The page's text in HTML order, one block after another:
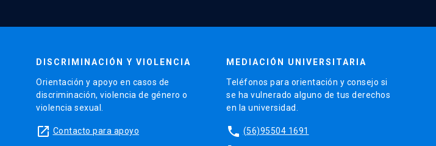
DISCRIMINACIÓN Y VIOLENCIA
Orientación y apoyo en casos de
discriminación, violencia de género o
violencia sexual.
launch Contacto para apoyo
MEDIACIÓN UNIVERSITARIA
Teléfonos para orientación y consejo si
se ha vulnerado alguno de tus derechos
en la universidad.
phone (56)95504 1691